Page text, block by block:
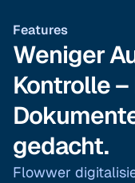
Features
Weniger
Kontrolle –
gedacht.
Flowwer